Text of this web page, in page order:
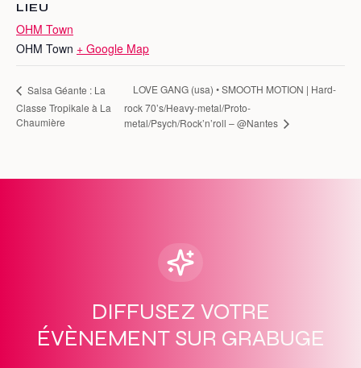
LIEU
OHM Town
OHM Town + Google Map
Salsa Géante : La
Classe Tropikale à La
Chaumière
LOVE GANG (usa) • SMOOTH MOTION | Hard-
rock 70’s/Heavy-metal/Proto-
metal/Psych/Rock’n’roll – @Nantes
DIFFUSEZ VOTRE
ÉVÈNEMENT SUR GRABUGE